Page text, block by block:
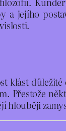
jejího
klást
Přestože